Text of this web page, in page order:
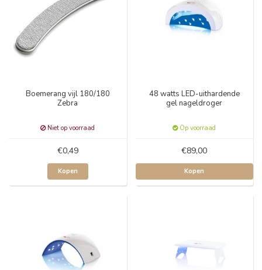
Boemerang vijl 180/180
Zebra
Niet op voorraad
€0,49
Kopen
48 watts LED-uithardende
gel nageldroger
Op voorraad
€89,00
Kopen